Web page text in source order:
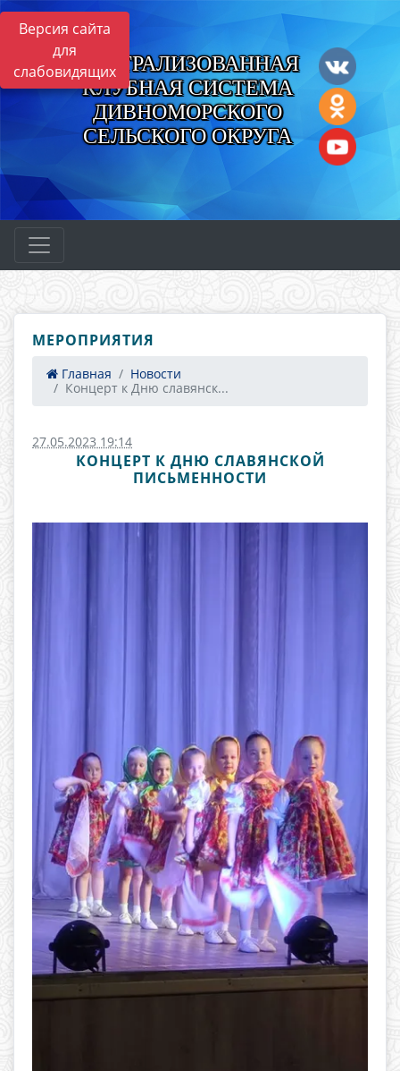
Версия сайта
для
слабовидящихЦЕНТРАЛИЗОВАННАЯ
КЛУБНАЯ СИСТЕМА
ДИВНОМОРСКОГО
СЕЛЬСКОГО ОКРУГА
МЕРОПРИЯТИЯ
Главная
Новости
Концерт к Дню славянск...
27.05.2023 19:14
КОНЦЕРТ К ДНЮ СЛАВЯНСКОЙ
ПИСЬМЕННОСТИ